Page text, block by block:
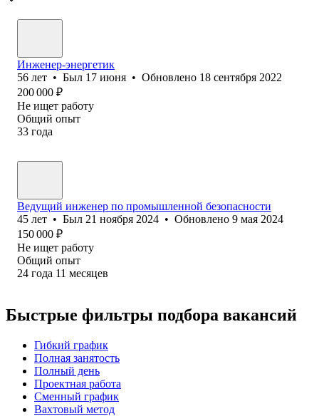
Инженер-энергетик
56 лет • Был 17 июня • Обновлено 18 сентября 2022
200 000 ₽
Не ищет работу
Общий опыт
33 года
Ведущий инженер по промышленной безопасности
45 лет • Был 21 ноября 2024 • Обновлено 9 мая 2024
150 000 ₽
Не ищет работу
Общий опыт
24 года 11 месяцев
Быстрые фильтры подбора вакансий
Гибкий график
Полная занятость
Полный день
Проектная работа
Сменный график
Вахтовый метод